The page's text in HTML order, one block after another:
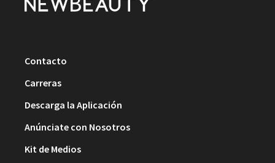
Contacto
Carreras
Descarga la Aplicación
Anúnciate con Nosotros
Kit de Medios